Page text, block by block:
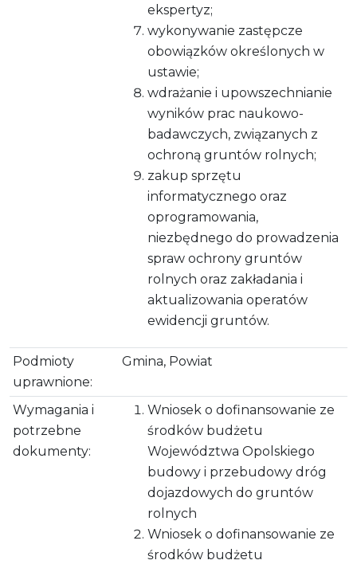
ekspertyz;
wykonywanie zastępcze
obowiązków określonych w
ustawie;
wdrażanie i upowszechnianie
wyników prac naukowo-
badawczych, związanych z
ochroną gruntów rolnych;
zakup sprzętu
informatycznego oraz
oprogramowania,
niezbędnego do prowadzenia
spraw ochrony gruntów
rolnych oraz zakładania i
aktualizowania operatów
ewidencji gruntów.
Podmioty
uprawnione:
Gmina, Powiat
Wymagania i
potrzebne
dokumenty:
Wniosek o dofinansowanie ze
środków budżetu
Województwa Opolskiego
budowy i przebudowy dróg
dojazdowych do gruntów
rolnych
Wniosek o dofinansowanie ze
środków budżetu